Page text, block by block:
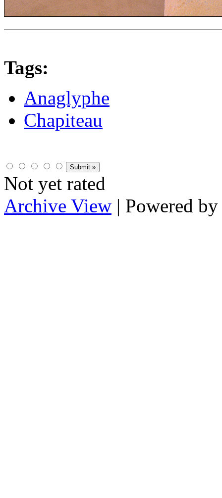
Tags:
Anaglyphe
Chapiteau
Not yet rated
Archive View | Powered